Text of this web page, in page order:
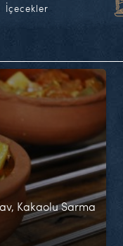
İçecekler
Kakaolu Sarma